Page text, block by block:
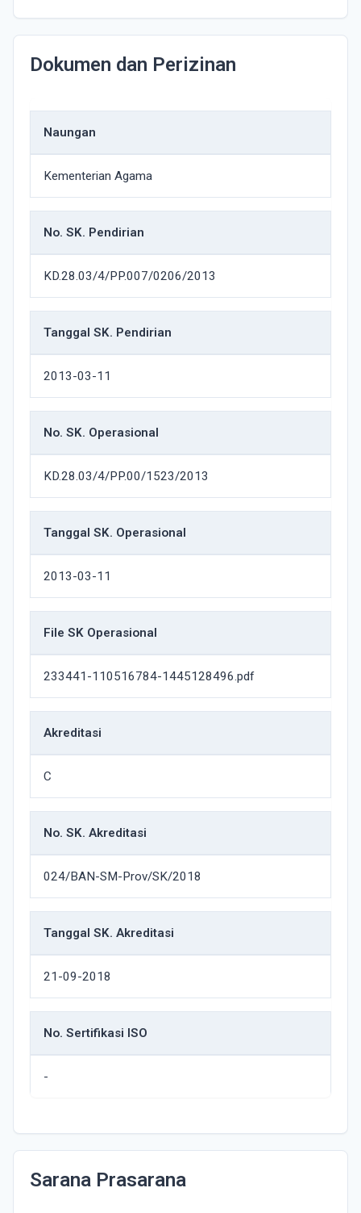
Dokumen dan Perizinan
Naungan
Kementerian Agama
No. SK. Pendirian
KD.28.03/4/PP.007/0206/2013
Tanggal SK. Pendirian
2013-03-11
No. SK. Operasional
KD.28.03/4/PP.00/1523/2013
Tanggal SK. Operasional
2013-03-11
File SK Operasional
233441-110516784-1445128496.pdf
Akreditasi
C
No. SK. Akreditasi
024/BAN-SM-Prov/SK/2018
Tanggal SK. Akreditasi
21-09-2018
No. Sertifikasi ISO
-
Sarana Prasarana